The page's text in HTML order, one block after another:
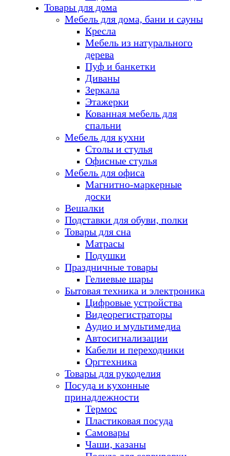
Товары для дома
Мебель для дома, бани и сауны
Кресла
Мебель из натурального
дерева
Пуф и банкетки
Диваны
Зеркала
Этажерки
Кованная мебель для
спальни
Мебель для кухни
Столы и стулья
Офисные стулья
Мебель для офиса
Магнитно-маркерные
доски
Вешалки
Подставки для обуви, полки
Товары для сна
Матрасы
Подушки
Праздничные товары
Гелиевые шары
Бытовая техника и электроника
Цифровые устройства
Видеорегистраторы
Аудио и мультимедиа
Автосигнализации
Кабели и переходники
Оргтехника
Товары для рукоделия
Посуда и кухонные
принадлежности
Термос
Пластиковая посуда
Самовары
Чаши, казаны